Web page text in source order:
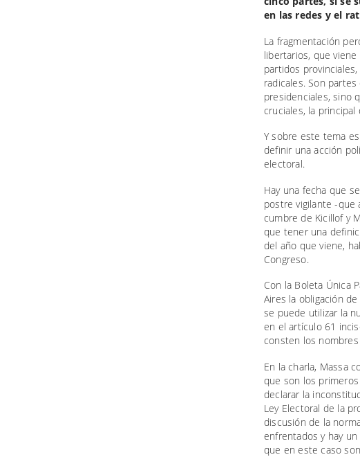
en las redes y el
La fragmentación
libertarios, que viene
partidos
radicales. Son
presidenciales, sino
cruciales, la
Y sobre este tema
definir una acción
electoral.
Hay una fecha que
postre vigilante -que
cumbre de Kicillof y
que tener una
del año que viene,
Congreso.
Con la Boleta Única
Aires la obligación
se puede utilizar la
en el artículo 61
consten los
En la charla, Massa
que son los
declarar la
Ley Electoral de la
discusión de la
enfrentados y hay
que en este caso